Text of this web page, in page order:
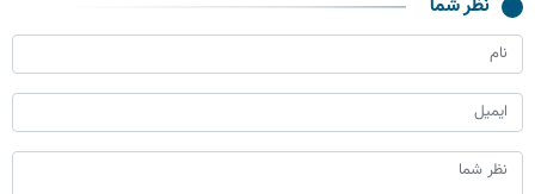
نظر شما